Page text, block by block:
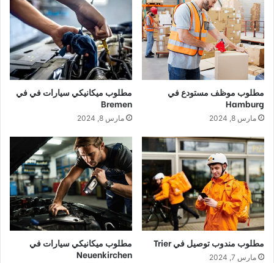
مطلوب موظف مستودع في
Hamburg
مارس 8, 2024
مطلوب ميكانيكي سيارات في في
Bremen
مارس 8, 2024
مطلوب مندوب توصيل في Trier
مارس 7, 2024
مطلوب ميكانيكي سيارات في
Neuenkirchen